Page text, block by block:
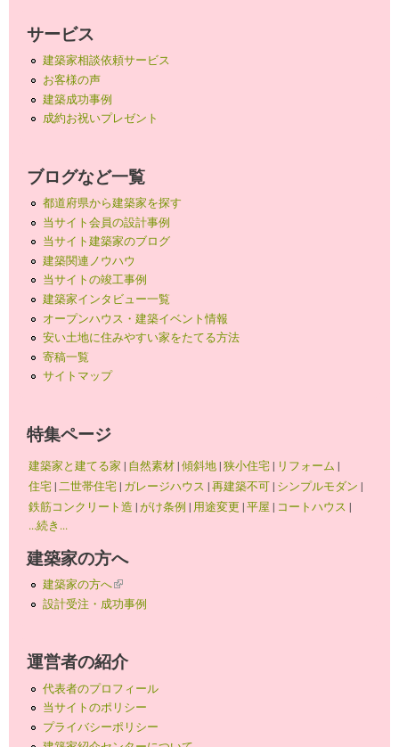
サービス
建築家相談依頼サービス
お客様の声
建築成功事例
成約お祝いプレゼント
ブログなど一覧
都道府県から建築家を探す
当サイト会員の設計事例
当サイト建築家のブログ
建築関連ノウハウ
当サイトの竣工事例
建築家インタビュー一覧
オープンハウス・建築イベント情報
安い土地に住みやすい家をたてる方法
寄稿一覧
サイトマップ
特集ページ
建築家と建てる家 | 自然素材|傾斜地|狭小住宅| リフォーム |
住宅|二世帯住宅| ガレージハウス |再建築不可| シンプルモダン |
鉄筋コンクリート造 |がけ条例 | 用途変更 |平屋 | コートハウス |
...続き...
建築家の方へ
建築家の方へ(link is external)
設計受注・成功事例
運営者の紹介
代表者のプロフィール
当サイトのポリシー
プライバシーポリシー